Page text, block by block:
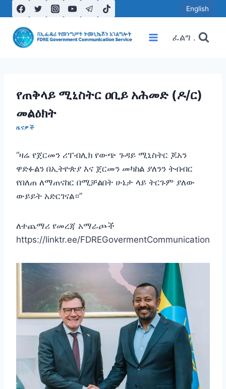
to
content
English
ፈልግ .
የጠቅላይ ሚኒስትር ዐቢይ አሕመድ (ዶ/ር)
መልዕክት
ዜናዎች
“ዛሬ የጀርመን ሪፐብሊክ የውጭ ጉዳይ ሚኒስትር ጆአን
ዋድፉልን በኢትዮጵያ እና ጀርመን መካከል ያለንን ትብብር
የበለጠ ለማጠናከር በሚቻልበት ሁኔታ ላይ ትርጉም ያለው
ውይይት አድርገናል።”
ለተጨማሪ የመረጃ አማራጮች
https://linktr.ee/FDREGovermentCommunication